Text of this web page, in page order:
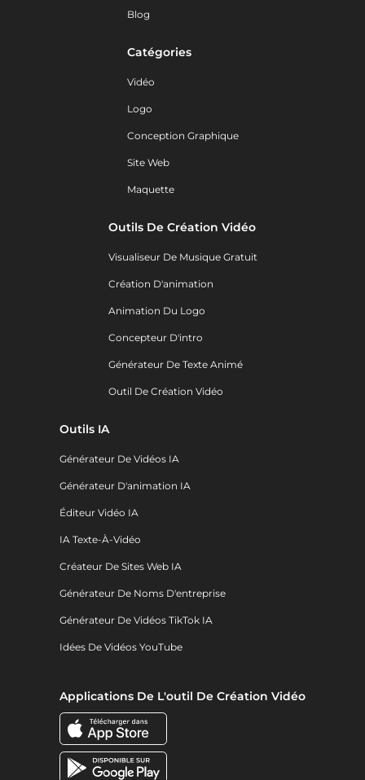
Blog
Catégories
Vidéo
Logo
Conception Graphique
Site Web
Maquette
Outils De Création Vidéo
Visualiseur De Musique Gratuit
Création D'animation
Animation Du Logo
Concepteur D'intro
Générateur De Texte Animé
Outil De Création Vidéo
Outils IA
Générateur De Vidéos IA
Générateur D'animation IA
Éditeur Vidéo IA
IA Texte-À-Vidéo
Créateur De Sites Web IA
Générateur De Noms D'entreprise
Générateur De Vidéos TikTok IA
Idées De Vidéos YouTube
Applications De L'outil De Création Vidéo